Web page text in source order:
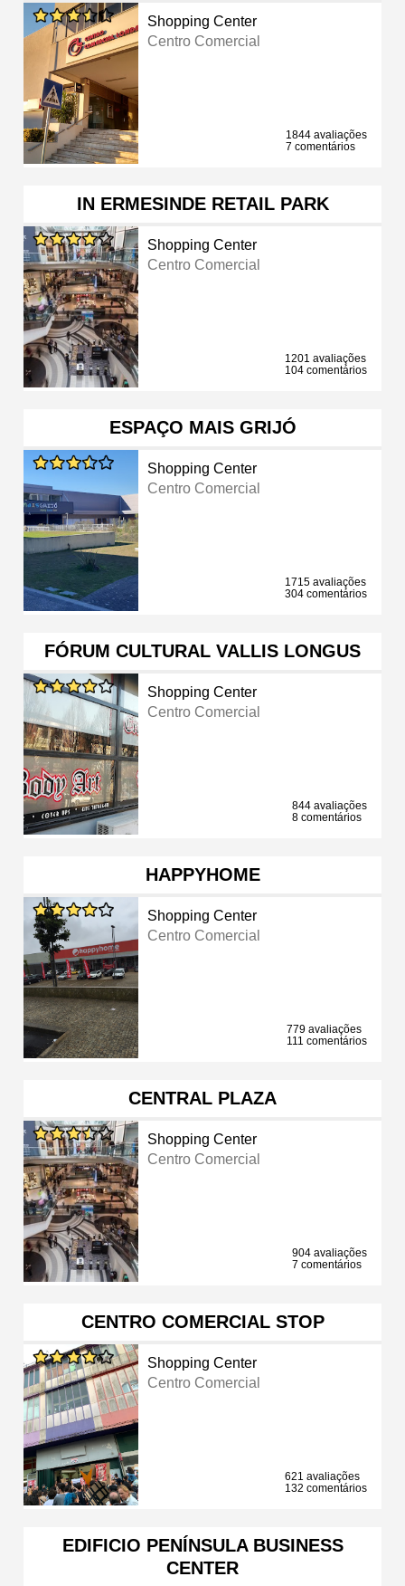
Shopping Center
Centro Comercial
1844 avaliações
7 comentários
IN ERMESINDE RETAIL PARK
Shopping Center
Centro Comercial
1201 avaliações
104 comentários
ESPAÇO MAIS GRIJÓ
Shopping Center
Centro Comercial
1715 avaliações
304 comentários
FÓRUM CULTURAL VALLIS LONGUS
Shopping Center
Centro Comercial
844 avaliações
8 comentários
HAPPYHOME
Shopping Center
Centro Comercial
779 avaliações
111 comentários
CENTRAL PLAZA
Shopping Center
Centro Comercial
904 avaliações
7 comentários
CENTRO COMERCIAL STOP
Shopping Center
Centro Comercial
621 avaliações
132 comentários
EDIFICIO PENÍNSULA BUSINESS
CENTER